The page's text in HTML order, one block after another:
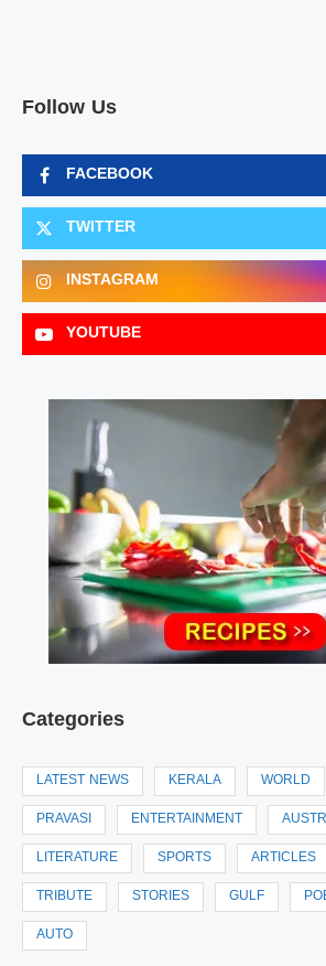
Follow Us
FACEBOOK
TWITTER
INSTAGRAM
YOUTUBE
Categories
LATEST NEWS KERALA WORLD
PRAVASI ENTERTAINMENT
LITERATURE SPORTS ARTICLES
TRIBUTE STORIES GULF
AUTO